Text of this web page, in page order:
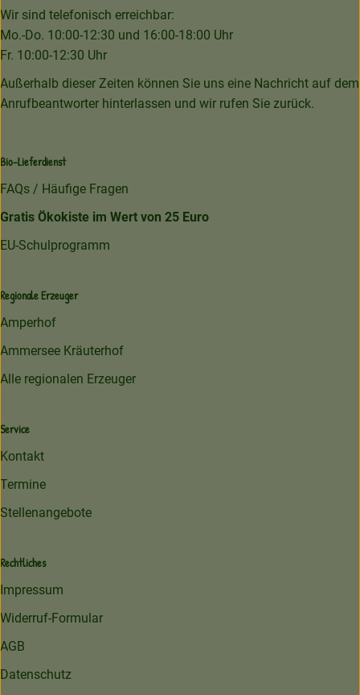
Wir sind telefonisch erreichbar:
Mo.-Do. 10:00-12:30 und 16:00-18:00 Uhr
Fr. 10:00-12:30 Uhr
Außerhalb dieser Zeiten können Sie uns eine Nachricht auf dem
Anrufbeantworter hinterlassen und wir rufen Sie zurück.
Bio-Lieferdienst
FAQs / Häufige Fragen
Gratis Ökokiste im Wert von 25 Euro
EU-Schulprogramm
Regionale Erzeuger
Amperhof
Ammersee Kräuterhof
Alle regionalen Erzeuger
Service
Kontakt
Termine
Stellenangebote
Rechtliches
Impressum
Widerruf-Formular
AGB
Datenschutz